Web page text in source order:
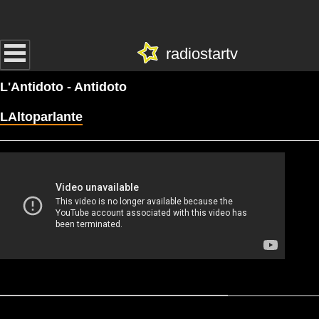
radiostartv
L'Antidoto - Antidoto
LAltoparlante